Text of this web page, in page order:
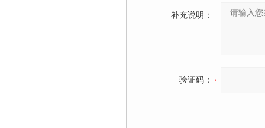
补充说明：
验证码：